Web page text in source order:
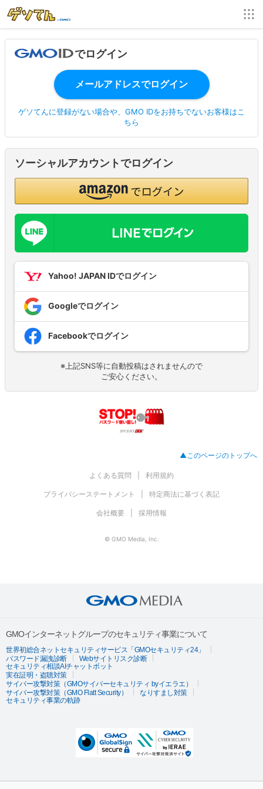
でログイン
ゲソてんに登録がない場合や、GMO IDをお持ちでないお客様はこ
ちら
ソーシャルアカウントでログイン
Yahoo! JAPAN IDでログイン
Googleでログイン
Facebookでログイン
※上記SNS等に自動投稿はされませんので
ご安心ください。
▲このページのトップへ
よくある質問 利用規約
プライバシーステートメント 特定商法に基づく表記
会社概要 採用情報
© GMO Media, Inc.
GMOインターネットグループのセキュリティ事業について
世界初総合ネットセキュリティサービス「GMOセキュリティ24」
パスワード漏洩診断
Webサイトリスク診断
セキュリティ相談AIチャットボット
実在証明・盗聴対策
サイバー攻撃対策（GMOサイバーセキュリティ byイエラエ）
サイバー攻撃対策（GMO Flatt Security）
なりすまし対策
セキュリティ事業の軌跡